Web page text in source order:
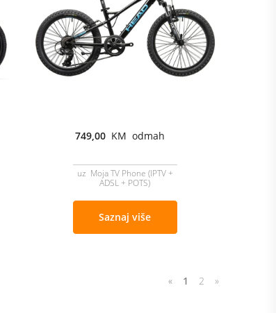
749,00 KM odmah
uz Moja TV Phone (IPTV +
ADSL + POTS)
Saznaj više
« 1 2 »